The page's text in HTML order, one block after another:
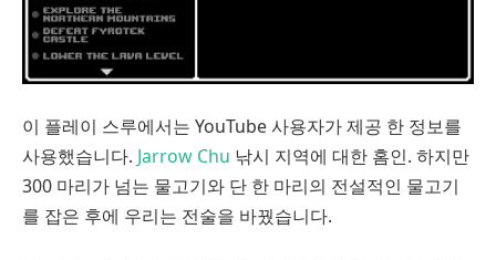
이 플레이 스루에서는 YouTube 사용자가 제공 한 정보를
사용했습니다. Jarrow Chu 낚시 지역에 대한 홈인. 하지만
300 마리가 넘는 물고기와 단 한 마리의 전설적인 물고기
를 잡은 후에 우리는 전술을 바꿨습니다.